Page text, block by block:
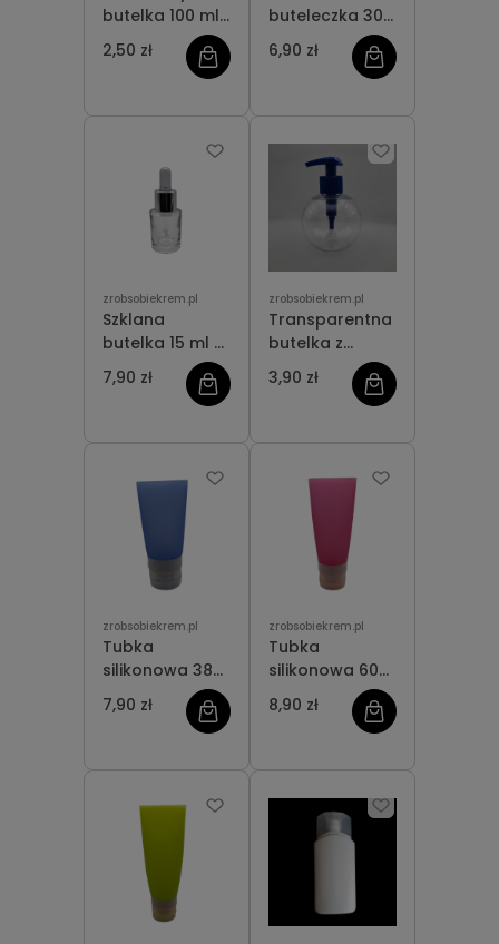
butelka 100 ml
z flip-topem
2,50 zł
buteleczka 30
ml z
atomizerem
6,90 zł
zrobsobiekrem.pl
Szklana
butelka 15 ml z
pipetką
7,90 zł
zrobsobiekrem.pl
Transparentna
butelka z
pompką 300 ml
3,90 zł
zrobsobiekrem.pl
Tubka
silikonowa 38
ml
7,90 zł
zrobsobiekrem.pl
Tubka
silikonowa 60
ml
8,90 zł